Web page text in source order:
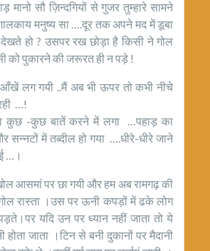
मानो सौ ज़िन्दगियों से गुजर तुम्हारे सामने
मनुष्य सा ….दूर तक अपने मद में डूबा
हो ? उसपर रख छोड़ा है किसी ने गोल
को पुकारने की जरूरत ही न पड़े !
आँखें लग गयी ..मैं अब भी ऊपर तो कभी नीचे
…!
कुछ -कुछ बातें करने में लगा …पहाड़ का
सन्नटों में तब्दील हो गया ….धीरे-धीरे जाने
…।
आसमां पर छा गयी और हम अब रामगढ़ की
रास्ता ।उस पर ऊनी कपड़ों में ढके लोग
यदि उन पर ध्यान नहीं जाता तो ये
जाता ।टिन से बनी दुकानों पर मैदानी